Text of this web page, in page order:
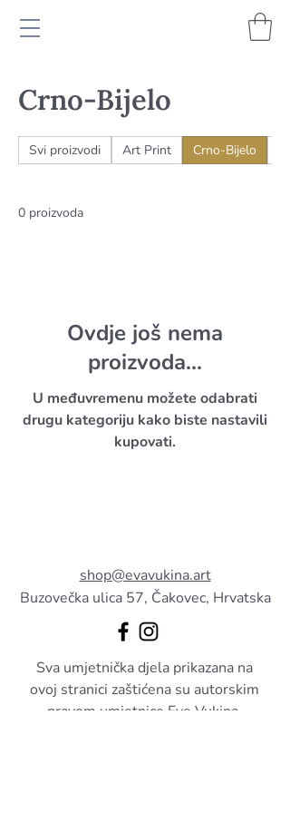
Crno-Bijelo
Svi proizvodi Art Print Crno-Bijelo
0 proizvoda
Ovdje još nema
proizvoda...
U međuvremenu možete odabrati
drugu kategoriju kako biste nastavili
kupovati.
shop@evavukina.art
Buzovečka ulica 57, Čakovec, Hrvatska
Sva umjetnička djela prikazana na
ovoj stranici zaštićena su autorskim
pravom umjetnice Eve Vukina.